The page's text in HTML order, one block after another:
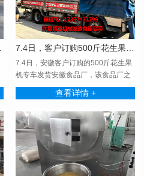
7.4日，安徽客户订购的500斤花生果
机专车发货安徽食品厂，该食品厂之
前一直用的我们小···
查看详情 +